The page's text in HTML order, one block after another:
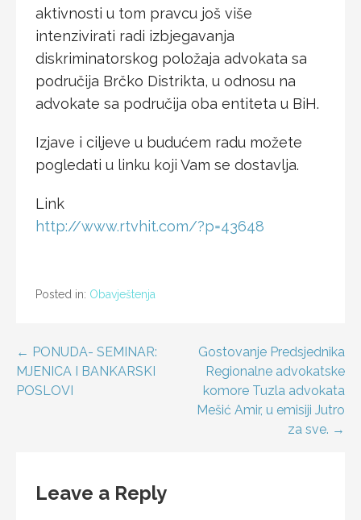
aktivnosti u tom pravcu još više
intenzivirati radi izbjegavanja
diskriminatorskog položaja advokata sa
područija Brčko Distrikta, u odnosu na
advokate sa područija oba entiteta u BiH.
Izjave i ciljeve u budućem radu možete
pogledati u linku koji Vam se dostavlja.
Link
http://www.rtvhit.com/?p=43648
Posted in: Obavještenja
Post
navigation
← PONUDA- SEMINAR:
MJENICA I BANKARSKI
POSLOVI
Gostovanje Predsjednika
Regionalne advokatske
komore Tuzla advokata
Mešić Amir, u emisiji Jutro
za sve. →
Leave a Reply